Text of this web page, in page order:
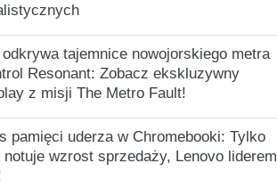
tajemnice nowojorskiego metra
Resonant: Zobacz ekskluzywny
z misji The Metro Fault!
pamięci uderza w Chromebooki: Tylko
notuje wzrost sprzedaży, Lenovo liderem